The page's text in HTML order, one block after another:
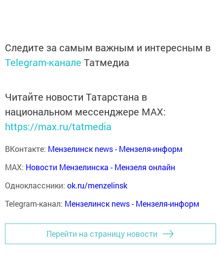
Следите за самым важным и интересным в
Telegram-канале Татмедиа
Читайте новости Татарстана в
национальном мессенджере MАХ:
https://max.ru/tatmedia
ВКонтакте: Мензелинск news - Мензеля-информ
MAX: Новости Мензелинска - Мензеля онлайн
Одноклассники: ok.ru/menzelinsk
Telegram-канал: Мензелинск news - Мензеля-информ
Перейти на страницу новости